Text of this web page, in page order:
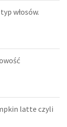
włosów.
latte czyli